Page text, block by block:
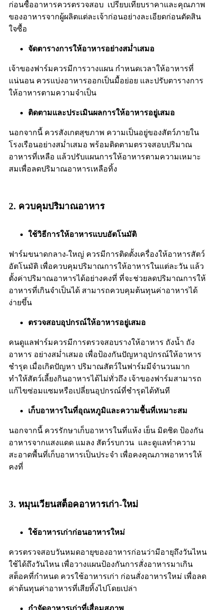
ก่อนซื้ออาหารควรตรวจสอบ เปรียบเทียบราคาและคุณภาพ
ของอาหารจากผู้ผลิตแต่ละเจ้าก่อนอย่างละเอียดก่อนตัดสิน
ใจซื้อ
จัดตารางการให้อาหารอย่างสม่ำเสมอ
เจ้าของฟาร์มควรมีการวางแผน กำหนดเวลาให้อาหารที่
แน่นอน ควรแบ่งอาหารออกเป็นมื้อย่อย และปรับตารางการ
ให้อาหารตามความจำเป็น
ติดตามและประเมินผลการให้อาหารอยู่เสมอ
นอกจากนี้ ควรสังเกตสุขภาพ ความเป็นอยู่ของสัตว์ภายใน
โรงเรือนอย่างสม่ำเสมอ พร้อมติดตามตรวจสอบปริมาณ
อาหารที่เหลือ แล้วปรับแผนการให้อาหารตามความเหมาะ
สมเพื่อลดปริมาณอาหารเหลือทิ้ง
2. ควบคุมปริมาณอาหาร
ใช้วิธีการให้อาหารแบบอัตโนมัติ
ฟาร์มขนาดกลาง-ใหญ่ ควรมีการติดตั้งเครื่องให้อาหารสัตว์
อัตโนมัติ เพื่อควบคุมปริมาณการให้อาหารในแต่ละวัน แล้ว
ตั้งค่าปริมาณอาหารได้อย่างคงที่ ที่จะช่วยลดปริมาณการให้
อาหารที่เกินจำเป็นได้ สามารถควบคุมต้นทุนค่าอาหารได้
ง่ายขึ้น
ตรวจสอบอุปกรณ์ให้อาหารอยู่เสมอ
คนดูแลฟาร์มควรมีการตรวจสอบรางให้อาหาร ถังน้ำ ถัง
อาหาร อย่างสม่ำเสมอ เพื่อป้องกันปัญหาอุปกรณ์ให้อาหาร
ชำรุด เมื่อเกิดปัญหา ปริมาณสัตว์ในฟาร์มมีจำนวนมาก
ทำให้สัตว์เลี้ยงกินอาหารได้ไม่ทั่วถึง เจ้าของฟาร์มสามารถ
แก้ไขซ่อมแซมหรือเปลี่ยนอุปกรณ์ที่ชำรุดได้ทันที
เก็บอาหารในที่อุณหภูมิและความชื้นที่เหมาะสม
นอกจากนี้ ควรรักษาเก็บอาหารในที่แห้ง เย็น มิดชิด ป้องกัน
อาหารจากแสงแดด แมลง สัตว์รบกวน และดูแลทำความ
สะอาดพื้นที่เก็บอาหารเป็นประจำ เพื่อคงคุณภาพอาหารให้
คงที่
3. หมุนเวียนสต็อคอาหารเก่า-ใหม่
ใช้อาหารเก่าก่อนอาหารใหม่
ควรตรวจสอบวันหมดอายุของอาหารก่อนว่ามีอายุถึงวันไหน
ใช้ได้ถึงวันไหน เพื่อวางแผนป้องกันการสั่งอาหารมาเกิน
สต็อคที่กำหนด ควรใช้อาหารเก่า ก่อนสั่งอาหารใหม่ เพื่อลด
ค่าต้นทุนค่าอาหารที่เสียทิ้งไปโดยเปล่า